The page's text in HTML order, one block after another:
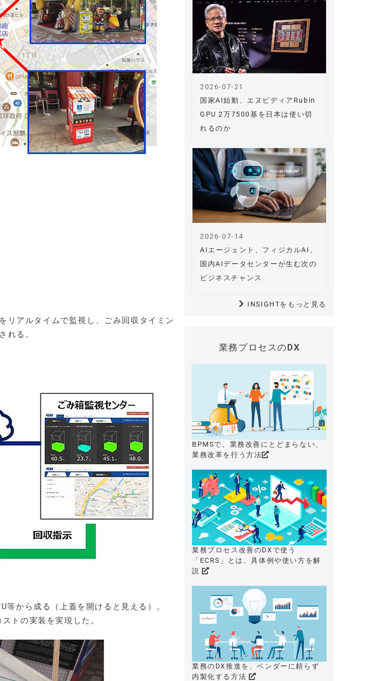
リアルタイムで監視し、ごみ回収タイミン
れる。
から成る（上蓋を開けると見える）。
トの実装を実現した。
国家AI始動、エヌビディアRubin
GPU 2万7500基を日本は使い切
れるのか
2026-07-21
AIエージェント、フィジカルAI、
国内AIデータセンターが生む次の
ビジネスチャンス
2026-07-14
INSIGHTをもっと見る
業務プロセスのDX
BPMSで、業務改善にとどまらない、
業務改革を行う方法
業務プロセス改善のDXで使う
「ECRS」とは、具体例や使い方を解
説
業務のDX推進を、ベンダーに頼らず
内製化する方法